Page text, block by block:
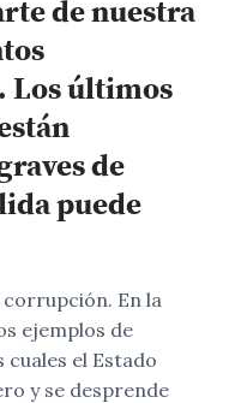
de nuestra
Los últimos
de
puede
En la
ejemplos de
cuales el Estado
y se desprende